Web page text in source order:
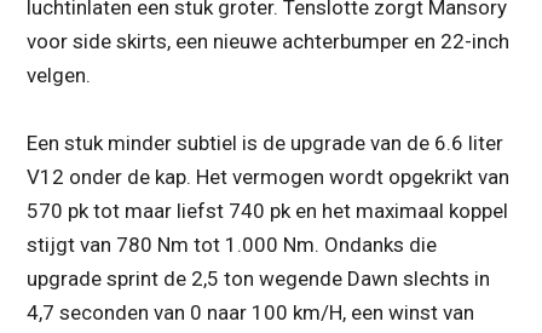
luchtinlaten een stuk groter. Tenslotte zorgt Mansory
voor side skirts, een nieuwe achterbumper en 22-inch
velgen.
Een stuk minder subtiel is de upgrade van de 6.6 liter
V12 onder de kap. Het vermogen wordt opgekrikt van
570 pk tot maar liefst 740 pk en het maximaal koppel
stijgt van 780 Nm tot 1.000 Nm. Ondanks die
upgrade sprint de 2,5 ton wegende Dawn slechts in
4,7 seconden van 0 naar 100 km/H, een winst van